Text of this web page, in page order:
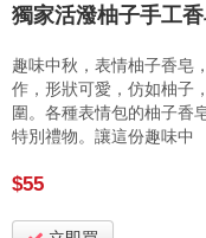
獨家活潑柚子手工
趣味中秋，表情柚子香皂
作，形狀可愛，仿如柚子
圍。各種表情包的柚子香
特別禮物。讓這份趣味中
$55